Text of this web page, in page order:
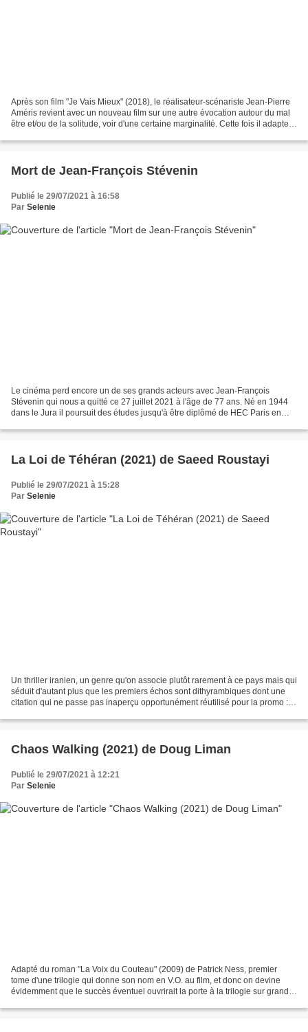
Après son film "Je Vais Mieux" (2018), le réalisateur-scénariste Jean-Pierre
Améris revient avec un nouveau film sur une autre évocation autour du mal
être et/ou de la solitude, voir d'une certaine marginalité. Cette fois il adapte
Mort de Jean-François Stévenin
Publié le 29/07/2021 à 16:58
Par Selenie
Le cinéma perd encore un de ses grands acteurs avec Jean-François
Stévenin qui nous a quitté ce 27 juillet 2021 à l'âge de 77 ans. Né en 1944
dans le Jura il poursuit des études jusqu'à être diplômé de HEC Paris en
La Loi de Téhéran (2021) de Saeed Roustayi
Publié le 29/07/2021 à 15:28
Par Selenie
Un thriller iranien, un genre qu'on associe plutôt rarement à ce pays mais qui
séduit d'autant plus que les premiers échos sont dithyrambiques dont une
citation qui ne passe pas inaperçu opportunément réutilisé pour la promo :
Chaos Walking (2021) de Doug Liman
Publié le 29/07/2021 à 12:21
Par Selenie
Adapté du roman "La Voix du Couteau" (2009) de Patrick Ness, premier
tome d'une trilogie qui donne son nom en V.O. au film, et donc on devine
évidemment que le succès éventuel ouvrirait la porte à la trilogie sur grand